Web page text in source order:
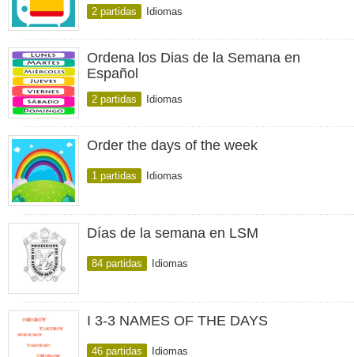
2 partidas Idiomas
Ordena los Dias de la Semana en
Español
2 partidas Idiomas
Order the days of the week
1 partidas Idiomas
Días de la semana en LSM
84 partidas Idiomas
I 3-3 NAMES OF THE DAYS
46 partidas Idiomas